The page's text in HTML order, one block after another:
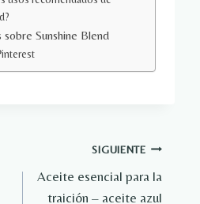
Sunshine Blend
SIGUIENTE
Aceite esencial para la
traición – aceite azul